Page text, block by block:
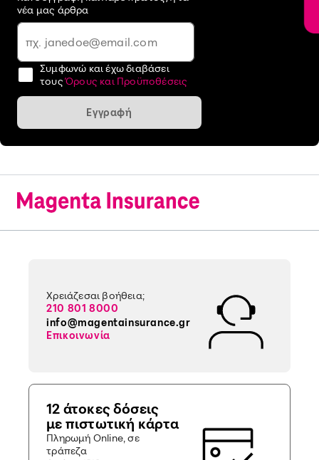
νέα μας άρθρα
Συμφωνώ και έχω διαβάσει
τουςΌρους και Προϋποθέσεις
Εγγραφή
Χρειάζεσαι βοήθεια;
210 801 8000
info@magentainsurance.gr
Επικοινωνία
12 άτοκες δόσεις
με πιστωτική κάρτα
Πληρωμή Online, σε
τράπεζα